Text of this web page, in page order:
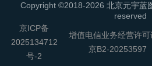
Copyright ©2018-2026 北京元宇蓝
reserved
京ICP备
2025134712
号-2
增值电信业务经营许可
京B2-20253597